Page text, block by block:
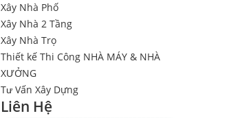
Xây Nhà Phố
Xây Nhà 2 Tầng
Xây Nhà Trọ
Thiết kế Thi Công NHÀ MÁY & NHÀ
XƯỞNG
Tư Vấn Xây Dựng
Liên Hệ